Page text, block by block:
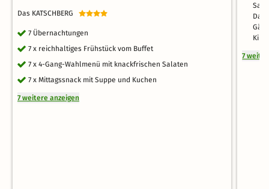
Das KATSCHBERG
7 Übernachtungen
7 x reichhaltiges Frühstück vom Buffet
7 x 4-Gang-Wahlmenü mit knackfrischen Salaten
7 x Mittagssnack mit Suppe und Kuchen
7 weitere anzeigen
Das
7